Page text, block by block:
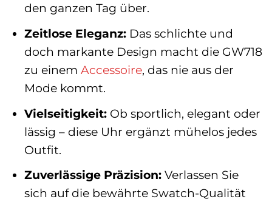
den ganzen Tag über.
Zeitlose Eleganz:Das schlichte und
doch markante Design macht die GW718
zu einem Accessoire, das nie aus der
Mode kommt.
Vielseitigkeit:Ob sportlich, elegant oder
lässig – diese Uhr ergänzt mühelos jedes
Outfit.
Zuverlässige Präzision:Verlassen Sie
sich auf die bewährte Swatch-Qualität